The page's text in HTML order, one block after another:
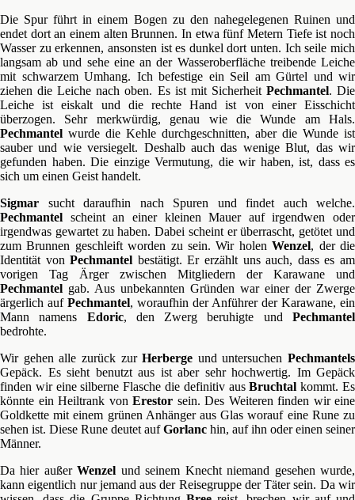
Die Spur führt in einem Bogen zu den nahegelegenen Ruinen und
endet dort an einem alten Brunnen. In etwa fünf Metern Tiefe ist noch
Wasser zu erkennen, ansonsten ist es dunkel dort unten. Ich seile mich
langsam ab und sehe eine an der Wasseroberfläche treibende Leiche
mit schwarzem Umhang. Ich befestige ein Seil am Gürtel und wir
ziehen die Leiche nach oben. Es ist mit Sicherheit Pechmantel. Die
Leiche ist eiskalt und die rechte Hand ist von einer Eisschicht
überzogen. Sehr merkwürdig, genau wie die Wunde am Hals.
Pechmantel wurde die Kehle durchgeschnitten, aber die Wunde ist
sauber und wie versiegelt. Deshalb auch das wenige Blut, das wir
gefunden haben. Die einzige Vermutung, die wir haben, ist, dass es
sich um einen Geist handelt.
Sigmar sucht daraufhin nach Spuren und findet auch welche.
Pechmantel scheint an einer kleinen Mauer auf irgendwen oder
irgendwas gewartet zu haben. Dabei scheint er überrascht, getötet und
zum Brunnen geschleift worden zu sein. Wir holenWenzel, der die
Identität vonPechmantel bestätigt. Er erzählt uns auch, dass es am
vorigen Tag Ärger zwischen Mitgliedern der Karawane und
Pechmantel gab. Aus unbekannten Gründen war einer der Zwerge
ärgerlich auf Pechmantel, woraufhin der Anführer der Karawane, ein
Mann namens Edoric, den Zwerg beruhigte undPechmantel
bedrohte.
Wir gehen alle zurück zurHerberge und untersuchen Pechmantels
Gepäck. Es sieht benutzt aus ist aber sehr hochwertig. Im Gepäck
finden wir eine silberne Flasche die definitiv ausBruchtal kommt. Es
könnte ein Heiltrank von Erestor sein. Des Weiteren finden wir eine
Goldkette mit einem grünen Anhänger aus Glas worauf eine Rune zu
sehen ist. Diese Rune deutet aufGorlanc hin, auf ihn oder einen seiner
Männer.
Da hier außerWenzel und seinem Knecht niemand gesehen wurde,
kann eigentlich nur jemand aus der Reisegruppe der Täter sein. Da wir